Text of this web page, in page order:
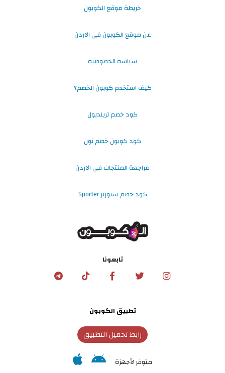
خريطة موقع الكوبون
عن موقع الكوبون في الاردن
سياسة الخصوصية
كيف استخدم كوبون الخصم؟
كود خصم ترينديول
كود كوبون خصم نون
مراجعة المنتجات في الاردن
كود خصم سبورتر Sporter
تابعونا
تطبيق الكوبون
رابط تحميل التطبيق
متوفر لأجهزة